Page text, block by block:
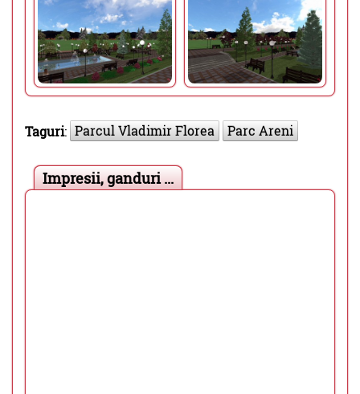
Taguri: Parcul Vladimir Florea Parc Areni
Impresii, ganduri ...